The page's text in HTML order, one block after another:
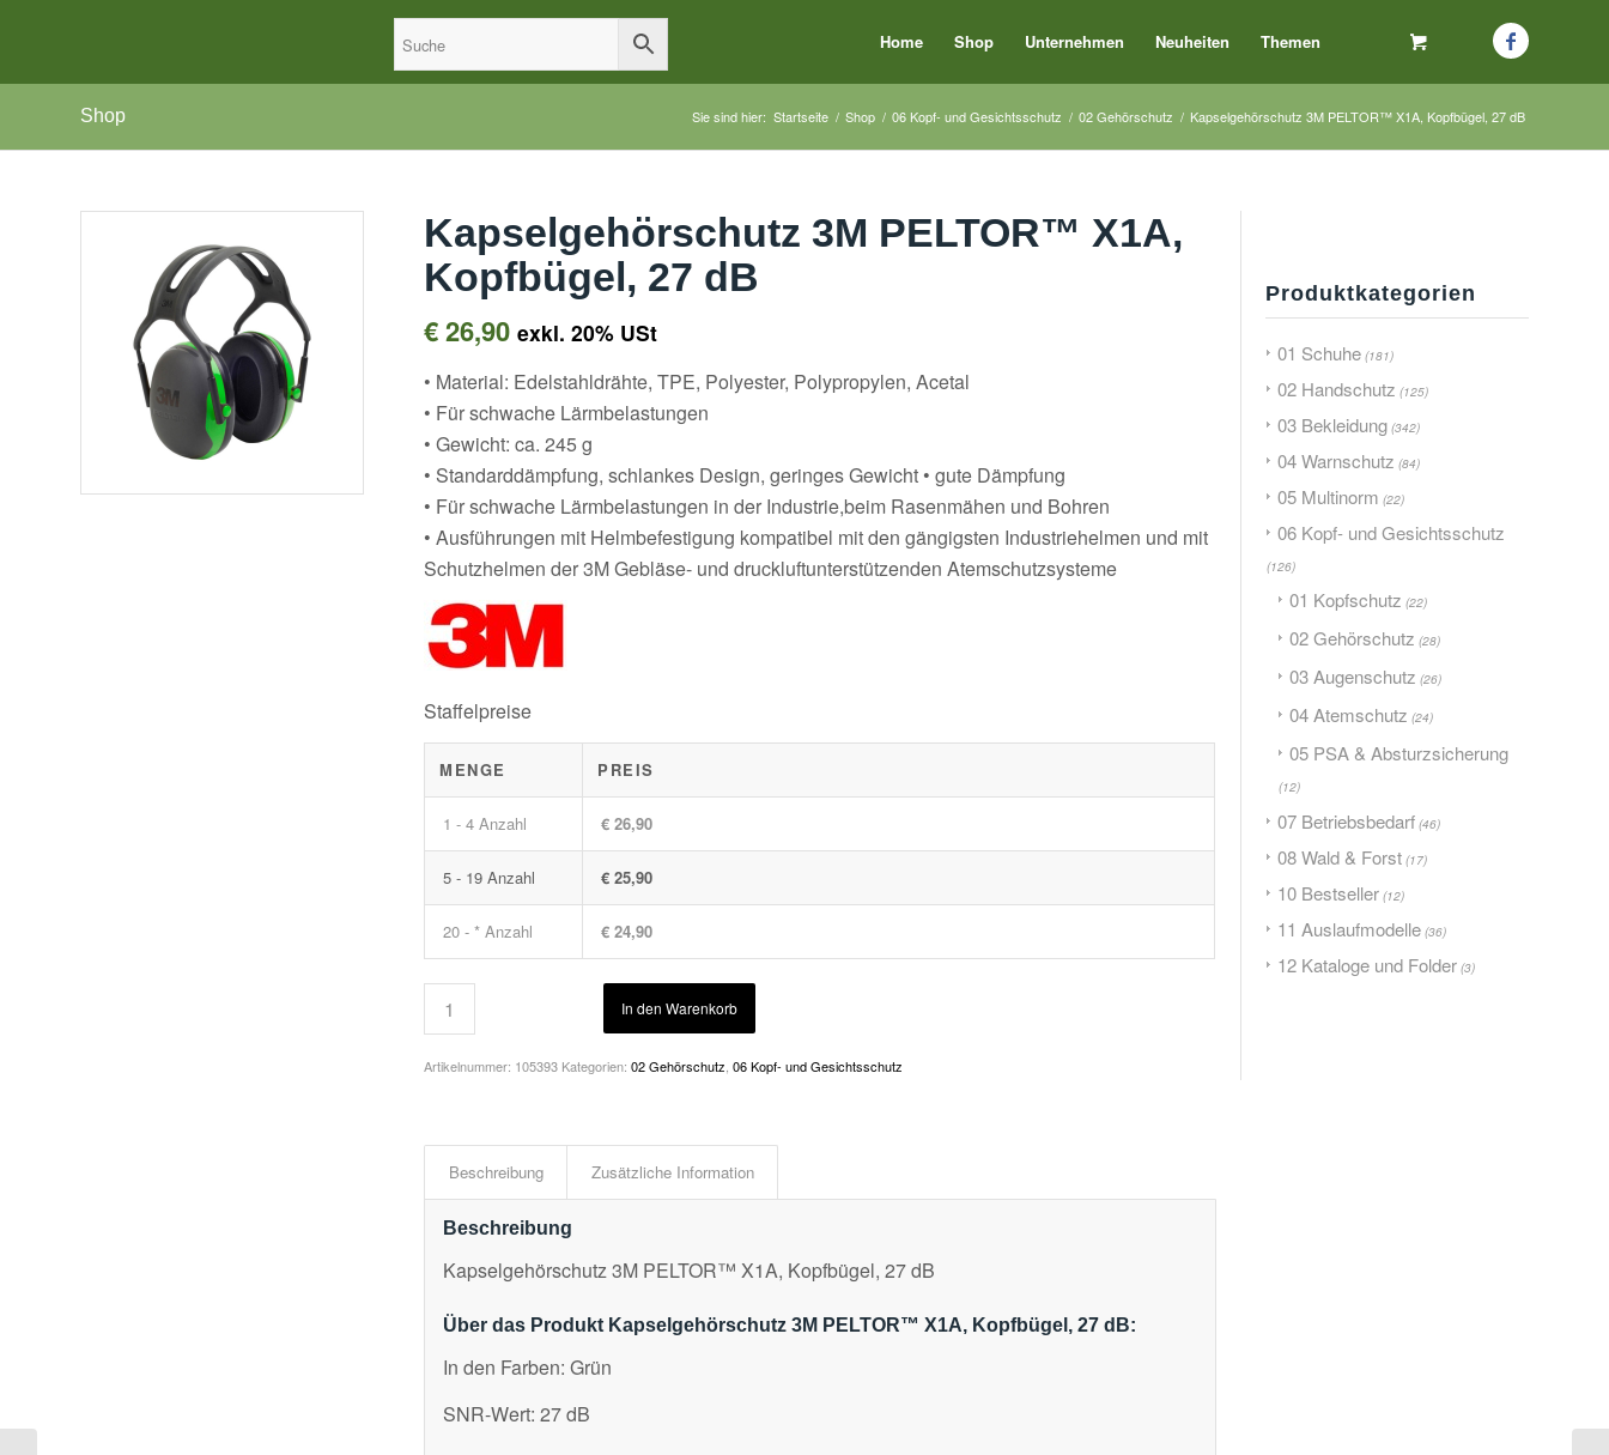
Home Shop Unternehmen Neuheiten Themen
Shop Sie sind hier: Startseite / Shop / 06 Kopf- und Gesichtsschutz / 02 Gehörschutz / Kapselgehörschutz 3M PELTOR™ X1A, Kopfbügel, 27 dB
Kapselgehörschutz 3M PELTOR™ X1A,
Kopfbügel, 27 dB
€26,90 exkl. 20% USt
• Material: Edelstahldrähte, TPE, Polyester, Polypropylen, Acetal
• Für schwache Lärmbelastungen
• Gewicht: ca. 245 g
• Standarddämpfung, schlankes Design, geringes Gewicht • gute Dämpfung
• Für schwache Lärmbelastungen in der Industrie,beim Rasenmähen und Bohren
• Ausführungen mit Helmbefestigung kompatibel mit den gängigsten Industriehelmen und mit
Schutzhelmen der 3M Gebläse- und druckluftunterstützenden Atemschutzsysteme
Staffelpreise
MENGE PREIS
1 - 4 Anzahl € 26,90
5 - 19 Anzahl € 25,90
20 - * Anzahl € 24,90
In den Warenkorb
Artikelnummer: 105393 Kategorien:02 Gehörschutz,06 Kopf- und Gesichtsschutz
Beschreibung Zusätzliche Information
Beschreibung
Kapselgehörschutz 3M PELTOR™ X1A, Kopfbügel, 27 dB
Über das Produkt Kapselgehörschutz 3M PELTOR™ X1A, Kopfbügel, 27 dB:
In den Farben: Grün
SNR-Wert: 27 dB
Produktkategorien
01 Schuhe (181)
02 Handschutz (125)
03 Bekleidung (342)
04 Warnschutz (84)
05 Multinorm (22)
06 Kopf- und Gesichtsschutz
(126)
01 Kopfschutz (22)
02 Gehörschutz (28)
03 Augenschutz (26)
04 Atemschutz (24)
05 PSA & Absturzsicherung
(12)
07 Betriebsbedarf (46)
08 Wald & Forst (17)
10 Bestseller (12)
11 Auslaufmodelle (36)
12 Kataloge und Folder (3)